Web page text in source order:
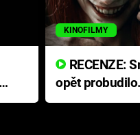
KINOFILMY
opět
přichází s